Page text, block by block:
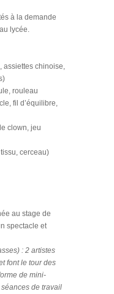
à la demande
lycée.
assiettes chinoise,
rouleau
fil d’équilibre,
clown, jeu
cerceau)
au stage de
spectacle et
: 2 artistes
font le tour des
de mini-
de travail